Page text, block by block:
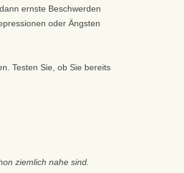
ernste Beschwerden
oder Ängsten
Testen Sie, ob Sie bereits
ziemlich nahe sind.